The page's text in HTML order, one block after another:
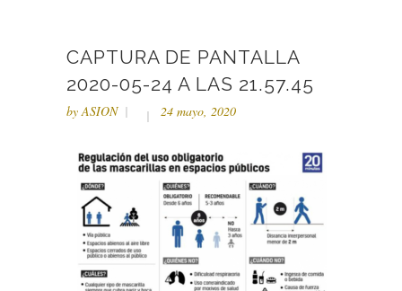
CAPTURA DE PANTALLA
2020-05-24 A LAS 21.57.45
byASION 24 mayo, 2020